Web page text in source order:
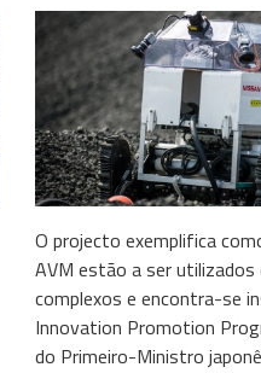
O projecto exemplifica
AVM estão a ser
complexos e encontra-se
Innovation Promotion
do Primeiro-Ministro